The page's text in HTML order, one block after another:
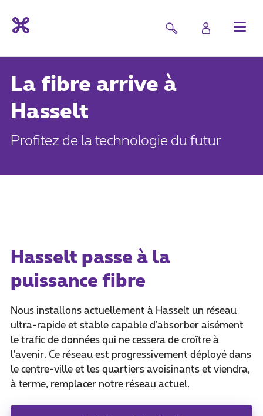
La fibre arrive à
Hasselt
Profitez de la technologie du futur
Hasselt passe à la
puissance fibre
Nous installons actuellement à Hasselt un réseau
ultra-rapide et stable capable d’absorber aisément
le trafic de données qui ne cessera de croître à
l'avenir. Ce réseau est progressivement déployé dans
le centre-ville et les quartiers avoisinants et viendra,
à terme, remplacer notre réseau actuel.